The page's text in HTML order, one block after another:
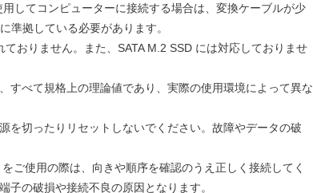
してコンピューターに接続する場合は、変換ケーブルが少
準拠している必要があります。
おりません。また、SATA M.2 SSD には対応しておりませ
すべて規格上の理論値であり、実際の使用環境によって異な
を切ったりリセットしないでください。故障やデータの破
ご使用の際は、向きや順序を確認のうえ正しく接続してく
子の破損や接続不良の原因となります。